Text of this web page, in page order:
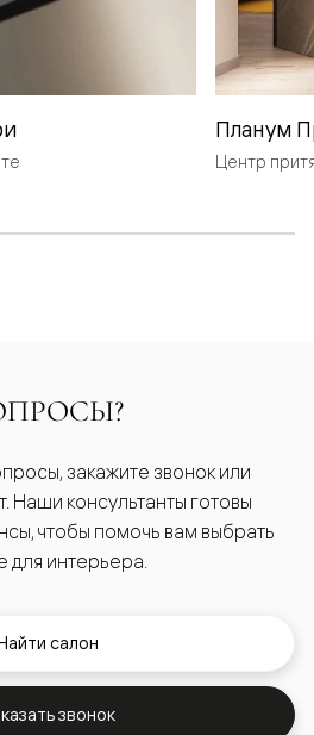
Планум
Центр
закажите звонок или
Наши консультанты готовы
чтобы помочь вам выбрать
интерьера.
салон
звонок